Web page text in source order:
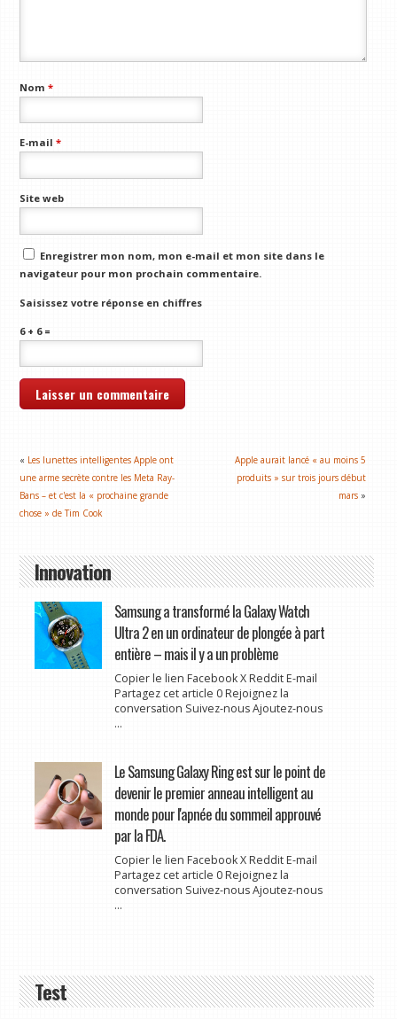
Nom*
E-mail*
Site web
Enregistrer mon nom, mon e-mail et mon site dans le
navigateur pour mon prochain commentaire.
Saisissez votre réponse en chiffres
6 + 6 =
« Les lunettes intelligentes Apple ont
une arme secrète contre les Meta Ray-
Bans – et c'est la « prochaine grande
chose » de Tim Cook
Apple aurait lancé « au moins 5
produits » sur trois jours début
mars »
Innovation
Samsung a transformé la Galaxy Watch
Ultra 2 en un ordinateur de plongée à part
entière – mais il y a un problème
Copier le lien Facebook X Reddit E-mail
Partagez cet article 0 Rejoignez la
conversation Suivez-nous Ajoutez-nous
...
Le Samsung Galaxy Ring est sur le point de
devenir le premier anneau intelligent au
monde pour l'apnée du sommeil approuvé
par la FDA.
Copier le lien Facebook X Reddit E-mail
Partagez cet article 0 Rejoignez la
conversation Suivez-nous Ajoutez-nous
...
Test